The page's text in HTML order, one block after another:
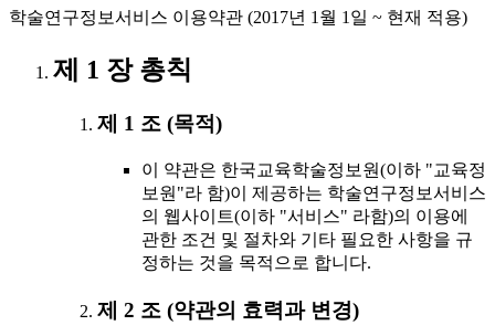
학술연구정보서비스 이용약관 (2017년 1월 1일 ~ 현재 적용)
제 1 장 총칙
제 1 조 (목적)
이 약관은 한국교육학술정보원(이하 "교육정
보원"라 함)이 제공하는 학술연구정보서비스
의 웹사이트(이하 "서비스" 라함)의 이용에
관한 조건 및 절차와 기타 필요한 사항을 규
정하는 것을 목적으로 합니다.
제 2 조 (약관의 효력과 변경)